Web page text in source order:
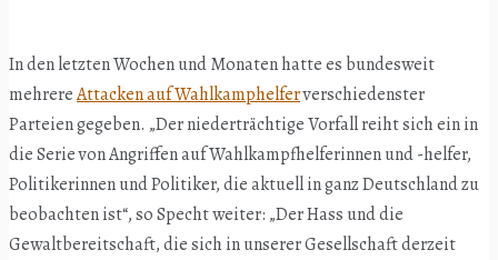
In den letzten Wochen und Monaten hatte es bundesweit
mehrereAttacken auf Wahlkamphelferverschiedenster
Parteien gegeben. „Der niederträchtige Vorfall reiht sich ein in
die Serie von Angriffen auf Wahlkampfhelferinnen und -helfer,
Politikerinnen und Politiker, die aktuell in ganz Deutschland zu
beobachten ist“, so Specht weiter: „Der Hass und die
Gewaltbereitschaft, die sich in unserer Gesellschaft derzeit